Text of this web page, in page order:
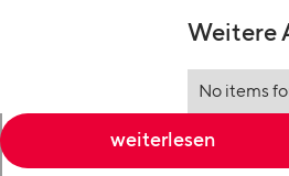
Weitere
No items
weiterlesen